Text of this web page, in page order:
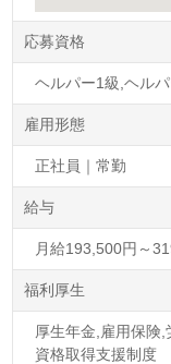
応募資格
ヘルパー1級,ヘル
雇用形態
正社員｜常勤
給与
月給193,500円～
福利厚生
厚生年金,雇用保険
資格取得支援制度